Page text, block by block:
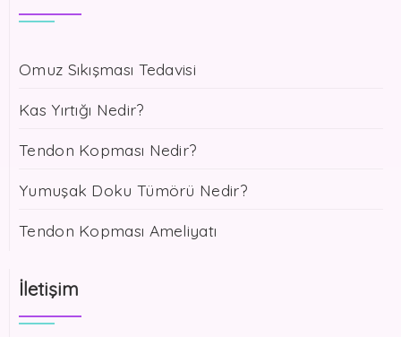
Omuz Sıkışması Tedavisi
Kas Yırtığı Nedir?
Tendon Kopması Nedir?
Yumuşak Doku Tümörü Nedir?
Tendon Kopması Ameliyatı
İletişim